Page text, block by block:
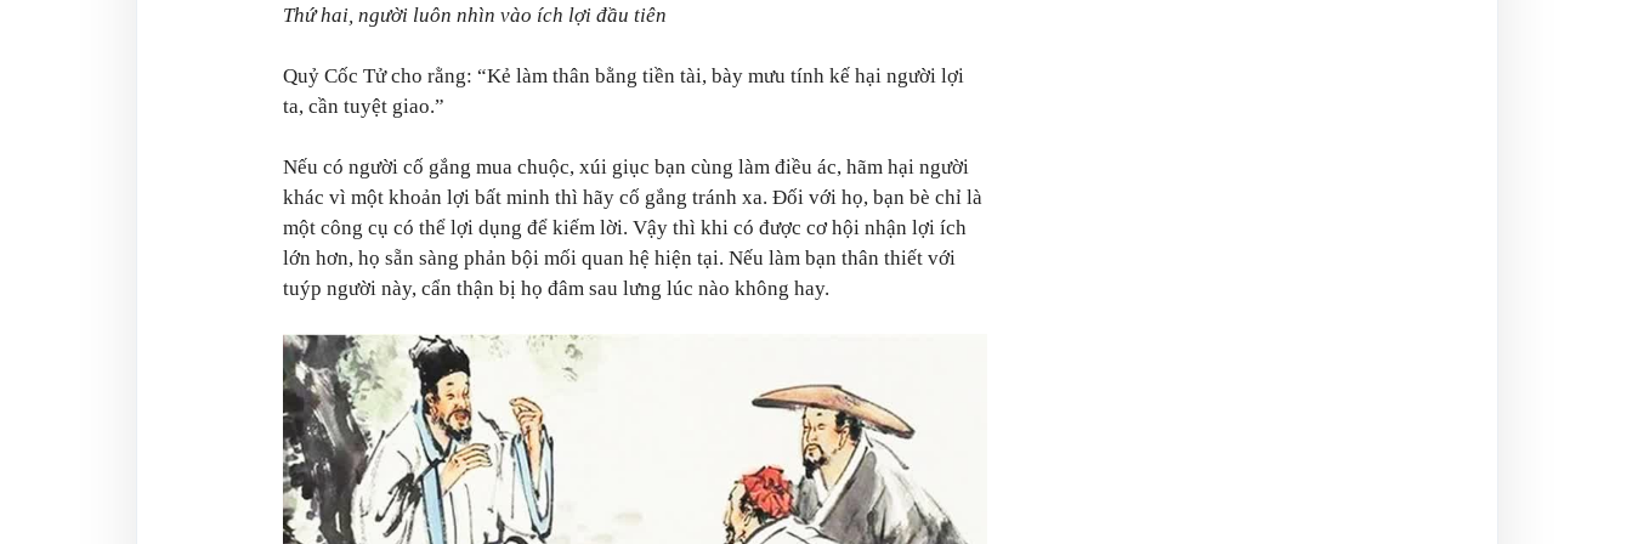
Thứ hai, người luôn nhìn vào ích lợi đầu tiên
Quỷ Cốc Tử cho rằng: “Kẻ làm thân bằng tiền tài, bày mưu tính kế hại người lợi
ta, cần tuyệt giao.”
Nếu có người cố gắng mua chuộc, xúi giục bạn cùng làm điều ác, hãm hại người
khác vì một khoản lợi bất minh thì hãy cố gắng tránh xa. Đối với họ, bạn bè chỉ là
một công cụ có thể lợi dụng để kiếm lời. Vậy thì khi có được cơ hội nhận lợi ích
lớn hơn, họ sẵn sàng phản bội mối quan hệ hiện tại. Nếu làm bạn thân thiết với
tuýp người này, cẩn thận bị họ đâm sau lưng lúc nào không hay.